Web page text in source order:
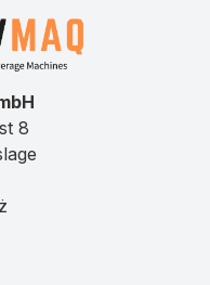
8